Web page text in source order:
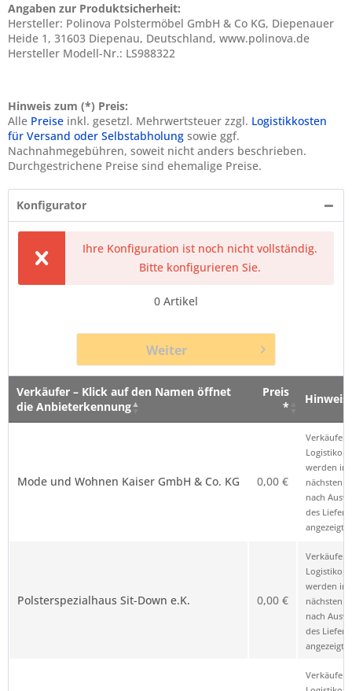
Angaben zur Produktsicherheit:
Hersteller: Polinova Polstermöbel GmbH & Co KG, Diepenauer
Heide 1, 31603 Diepenau, Deutschland, www.polinova.de
Hersteller Modell-Nr.: LS988322
Hinweis zum (*) Preis:
Alle Preise inkl. gesetzl. Mehrwertsteuer zzgl. Logistikkosten
für Versand oder Selbstabholung sowie ggf.
Nachnahmegebühren, soweit nicht anders beschrieben.
Durchgestrichene Preise sind ehemalige Preise.
Konfigurator
Ihre Konfiguration ist noch nicht vollständig.
Bitte konfigurieren Sie.
0 Artikel
Weiter
Verkäufer – Klick auf den Namen öffnet
die Anbieterkennung
Preis
*
Hinweis
Mode und Wohnen Kaiser GmbH & Co. KG 0,00 €
Verkäufer
werden im
nächsten
nach
des
angezeigt.
Polsterspezialhaus Sit-Down e.K. 0,00 €
Verkäufer
werden im
nächsten
nach
des
angezeigt.
Verkäufer